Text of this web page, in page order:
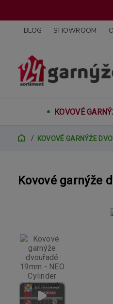
BLOG SHOWROOM
KOVOVÉ
KOVOVÉ GARNÝŽE
Kovové garnýže